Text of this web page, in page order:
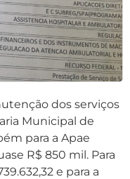
dos serviços
Municipal de
para a Apae
R$ 850 mil. Para
e para a